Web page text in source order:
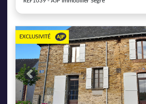
Previous
EXCLUSIVITÉ